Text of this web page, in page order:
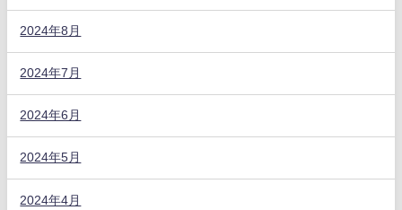
2024年8月
2024年7月
2024年6月
2024年5月
2024年4月